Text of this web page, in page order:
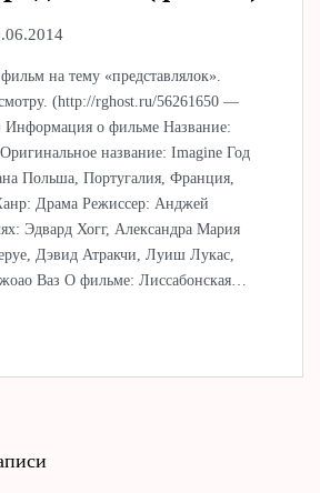
на тему «представлялок».
(http://rghost.ru/56261650 —
Информация о фильме Название:
название: Imagine Год
Польша, Португалия, Франция,
Драма Режиссер: Анджей
Эдвард Хогг, Александра Мария
Дэвид Атракчи, Луиш Лукас,
Ваз О фильме: Лиссабонская…